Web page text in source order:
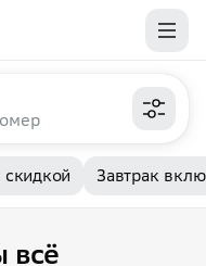
Завтрак
всё